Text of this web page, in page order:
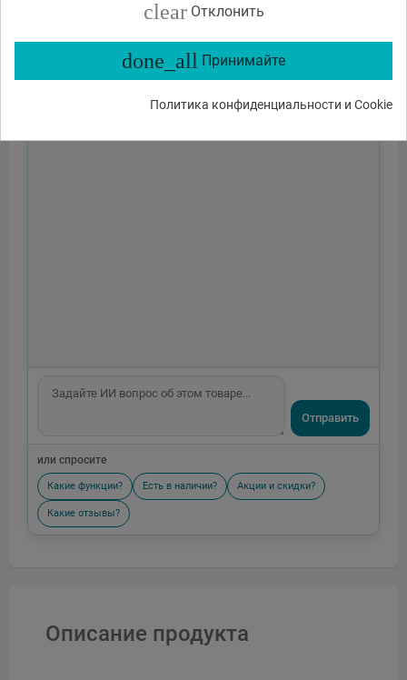
clear Отклонить
done_all Принимайте
Политика конфиденциальности и Cookie
Отправить
или спросите
Какие функции? Есть в наличии? Акции и скидки?
Какие отзывы?
Описание продукта